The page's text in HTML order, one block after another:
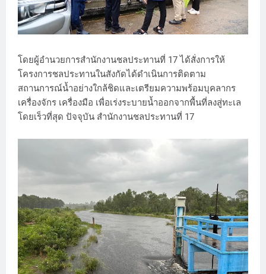
โดยผู้อำนวยการสำนักงานชลประทานที่ 17 ได้สั่งการให้
โครงการชลประทานในสังกัดได้ดำเนินการติดตาม
สถานการณ์น้ำอย่างใกล้ชิดและเตรียมความพร้อมบุคลากร
เครื่องจักร เครื่องมือ เพื่อเร่งระบายน้ำออกจากพื้นที่ลงสู่ทะเล
โดยเร็วที่สุด ปัจจุบัน สำนักงานชลประทานที่ 17